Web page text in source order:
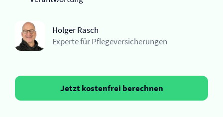
Holger Rasch
Experte für Pflege­versicherungen
Jetzt kostenfrei berechnen